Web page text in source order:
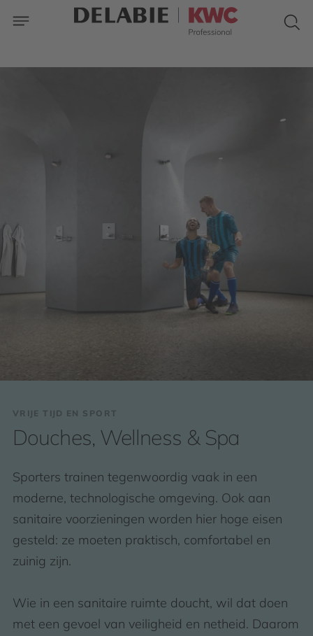
VRIJE TIJD EN SPORT
Douches, Wellness & Spa
Sporters trainen tegenwoordig vaak in een
moderne, technologische omgeving. Ook aan
sanitaire voorzieningen worden hier hoge eisen
gesteld: ze moeten praktisch, comfortabel en
zuinig zijn.
Wie in een sanitaire ruimte doucht, wil dat doen
met een gevoel van veiligheid en netheid. Daarom